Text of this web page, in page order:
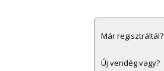
Már regisztráltál?
Új vendég vagy?